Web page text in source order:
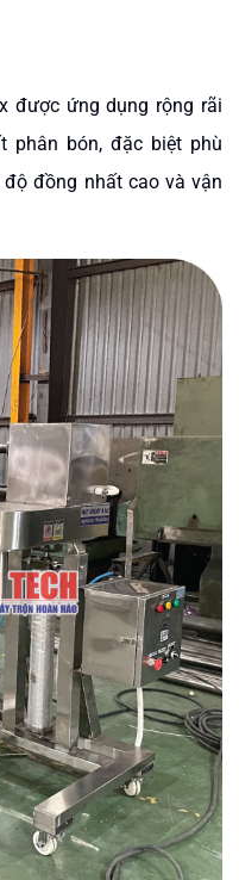
được ứng dụng rộng rãi
phân bón, đặc biệt phù
đồng nhất cao và vận